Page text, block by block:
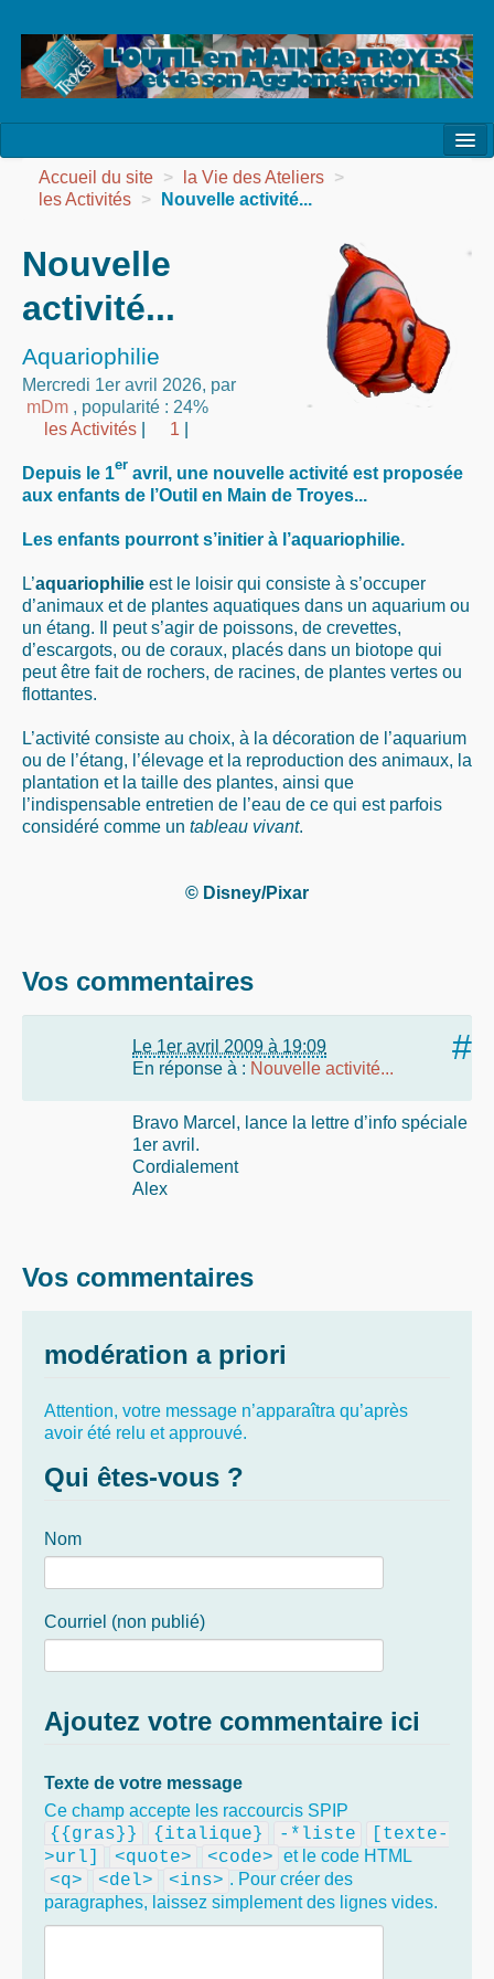
l’Association
la Vie des Ateliers
les Evénements
les Réalisations
Agenda
Contact
Accueil du site > la Vie des Ateliers >
les Activités > Nouvelle activité...
Nouvelle
activité...
Aquariophilie
Mercredi 1er avril 2026, par
mDm , popularité : 24%
les Activités
1
Depuis le 1
er
avril, une nouvelle activité est proposée
aux enfants de l’Outil en Main de Troyes...
Les enfants pourront s’initier à l’aquariophilie.
L’aquariophilie est le loisir qui consiste à s’occuper
d’animaux et de plantes aquatiques dans un aquarium ou
un étang. Il peut s’agir de poissons, de crevettes,
d’escargots, ou de coraux, placés dans un biotope qui
peut être fait de rochers, de racines, de plantes vertes ou
flottantes.
L’activité consiste au choix, à la décoration de l’aquarium
ou de l’étang, l’élevage et la reproduction des animaux, la
plantation et la taille des plantes, ainsi que
l’indispensable entretien de l’eau de ce qui est parfois
considéré comme un tableau vivant.
© Disney/Pixar
Vos commentaires
#
Le 1er avril 2009 à 19:09
En réponse à : Nouvelle activité...
Bravo Marcel, lance la lettre d’info spéciale
1er avril.
Cordialement
Alex
Vos commentaires
modération a priori
Attention, votre message n’apparaîtra qu’après
avoir été relu et approuvé.
Qui êtes-vous ?
Nom
Courriel (non publié)
Ajoutez votre commentaire ici
Texte de votre message
Ce champ accepte les raccourcis SPIP
{{gras}} {italique} -*liste
[texte-
>url]
<quote> <code> et le code HTML
<q> <del> <ins> . Pour créer des
paragraphes, laissez simplement des lignes vides.